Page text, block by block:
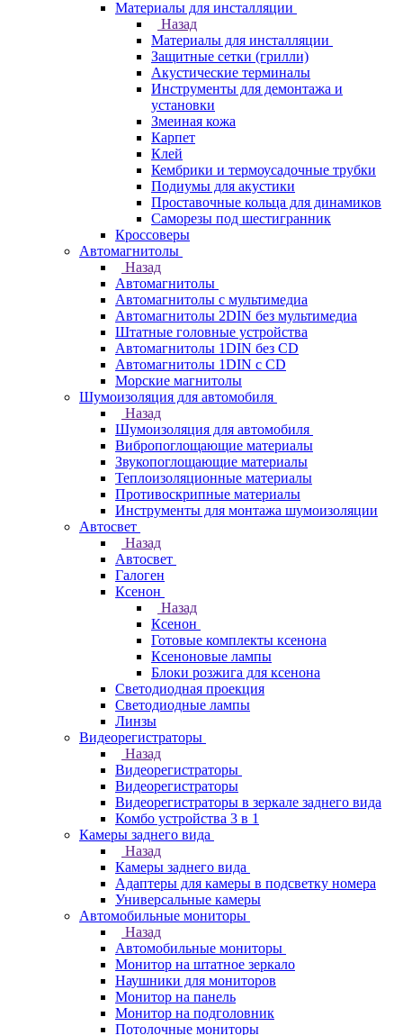
Материалы для инсталляции
Назад
Материалы для инсталляции
Защитные сетки (грилли)
Акустические терминалы
Инструменты для демонтажа и
установки
Змеиная кожа
Карпет
Клей
Кембрики и термоусадочные трубки
Подиумы для акустики
Проставочные кольца для динамиков
Саморезы под шестигранник
Кроссоверы
Автомагнитолы
Назад
Автомагнитолы
Автомагнитолы с мультимедиа
Автомагнитолы 2DIN без мультимедиа
Штатные головные устройства
Автомагнитолы 1DIN без CD
Автомагнитолы 1DIN с CD
Морские магнитолы
Шумоизоляция для автомобиля
Назад
Шумоизоляция для автомобиля
Вибропоглощающие материалы
Звукопоглощающие материалы
Теплоизоляционные материалы
Противоскрипные материалы
Инструменты для монтажа шумоизоляции
Автосвет
Назад
Автосвет
Галоген
Ксенон
Назад
Ксенон
Готовые комплекты ксенона
Ксеноновые лампы
Блоки розжига для ксенона
Светодиодная проекция
Светодиодные лампы
Линзы
Видеорегистраторы
Назад
Видеорегистраторы
Видеорегистраторы
Видеорегистраторы в зеркале заднего вида
Комбо устройства 3 в 1
Камеры заднего вида
Назад
Камеры заднего вида
Адаптеры для камеры в подсветку номера
Универсальные камеры
Автомобильные мониторы
Назад
Автомобильные мониторы
Монитор на штатное зеркало
Наушники для мониторов
Монитор на панель
Монитор на подголовник
Потолочные мониторы